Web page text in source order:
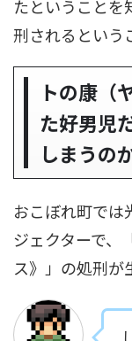
たということを
刑されるという
トの康（
た好男児
しまうの
おこぼれ町では
ジェクターで、
ス》」の処刑が